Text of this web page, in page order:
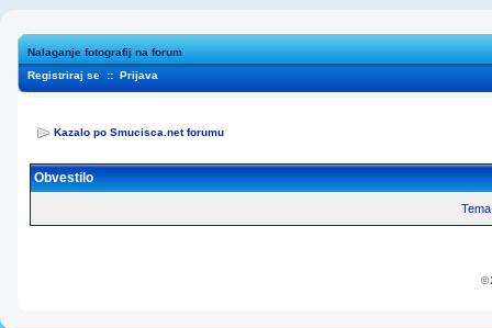
Nalaganje fotografij na forum
Registriraj se :: Prijava
Kazalo po Smucisca.net forumu
Obvestilo
©